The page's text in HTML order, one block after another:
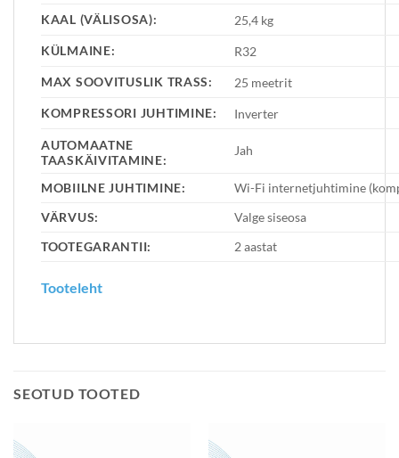
KAAL (VÄLISOSA):
25,4 kg
KÜLMAINE:
R32
MAX SOOVITUSLIK TRASS:
25 meetrit
KOMPRESSORI JUHTIMINE:
Inverter
AUTOMAATNE
TAASKÄIVITAMINE:
Jah
MOBIILNE JUHTIMINE:
Wi-Fi internetjuhtimine
VÄRVUS:
Valge siseosa
TOOTEGARANTII:
2 aastat
Tooteleht
SEOTUD TOOTED